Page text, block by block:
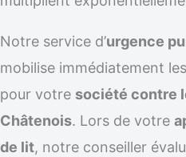
Notre service d’urgence
mobilise immédiatement
pour votre société contre
Châtenois. Lors de votre
de lit, notre conseiller